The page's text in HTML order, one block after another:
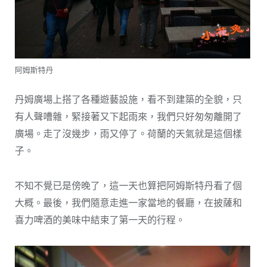
阿姆斯特丹
丹姆廣場上搭了各種遊藝設施，看不到建築的全貌，只
有人聲嘈雜，緊接著又下起雨來，我們只好匆匆離開了
廣場。走了沒幾步，雨又停了。荷蘭的天氣就是這個樣
子。
不知不覺已是傍晚了，這一天也算把阿姆斯特丹看了個
大概。最後，我們隨意走進一家當地的餐廳，在披薩和
喜力啤酒的美味中結束了第一天的行程。